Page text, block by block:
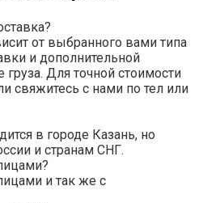
от выбранного вами типа
и дополнительной
Для точной стоимости
свяжитесь с нами по тел или
в городе Казань, но
и странам СНГ.
и так же с